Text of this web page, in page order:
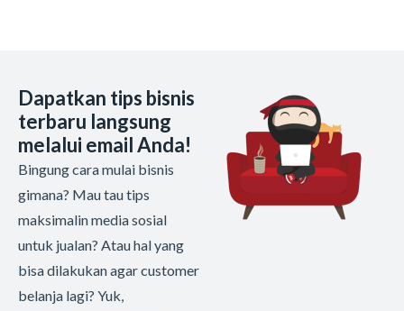
Dapatkan tips bisnis
terbaru langsung
melalui email Anda!
Bingung cara mulai bisnis
gimana? Mau tau tips
maksimalin media sosial
untuk jualan? Atau hal yang
bisa dilakukan agar customer
belanja lagi? Yuk,